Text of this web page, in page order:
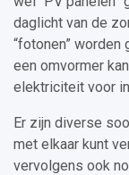
daglicht van de
“fotonen”
een omvormer
elektriciteit voor
Er zijn diverse
met elkaar kunt
vervolgens ook